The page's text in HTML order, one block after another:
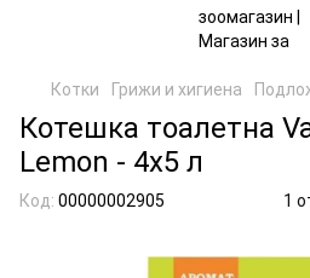
Котки Грижи и хигиена
Котешка тоалетна
Lemon - 4х5 л
Код: 00000002905 1